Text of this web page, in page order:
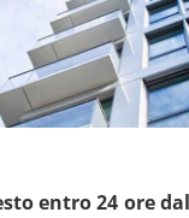
entro 24 ore